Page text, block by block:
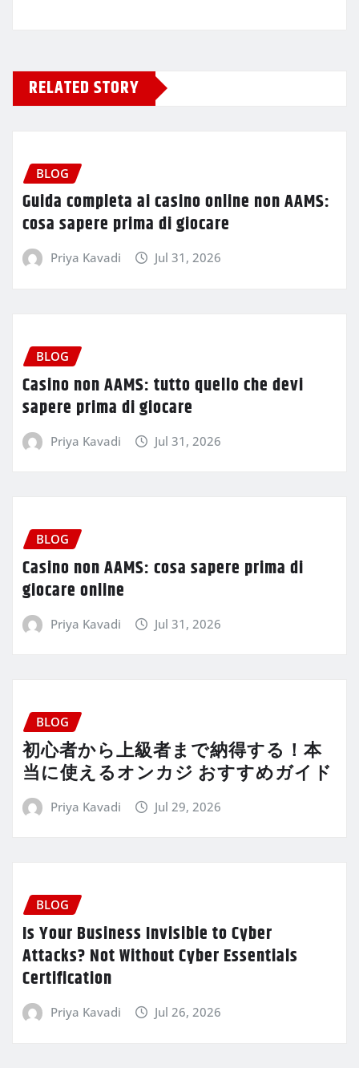
RELATED STORY
BLOG
Guida completa ai casino online non AAMS:
cosa sapere prima di giocare
Priya Kavadi Jul 31, 2026
BLOG
Casino non AAMS: tutto quello che devi
sapere prima di giocare
Priya Kavadi Jul 31, 2026
BLOG
Casino non AAMS: cosa sapere prima di
giocare online
Priya Kavadi Jul 31, 2026
BLOG
初心者から上級者まで納得する！本
当に使えるオンカジ おすすめガイド
Priya Kavadi Jul 29, 2026
BLOG
Is Your Business Invisible to Cyber
Attacks? Not Without Cyber Essentials
Certification
Priya Kavadi Jul 26, 2026